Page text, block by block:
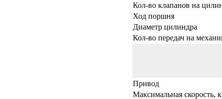
Кол-во клапанов на
Ход поршня
Диаметр цилиндра
Кол-во передач на
Привод
Максимальная скорость,